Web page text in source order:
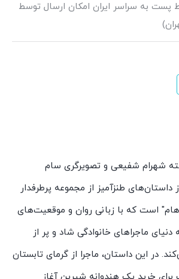
پست به سراسر ایران امکان ارسال توسط
شهرام شفیعی و تصویرگری سام
داستان‌های طنزآمیز از مجموعه پرطرفدار
است که با زبانی روان و موقعیت‌های
دنیای ماجراهای خانوادگی شاد و پر از
در این داستان، ماجرا از گرمای تابستان